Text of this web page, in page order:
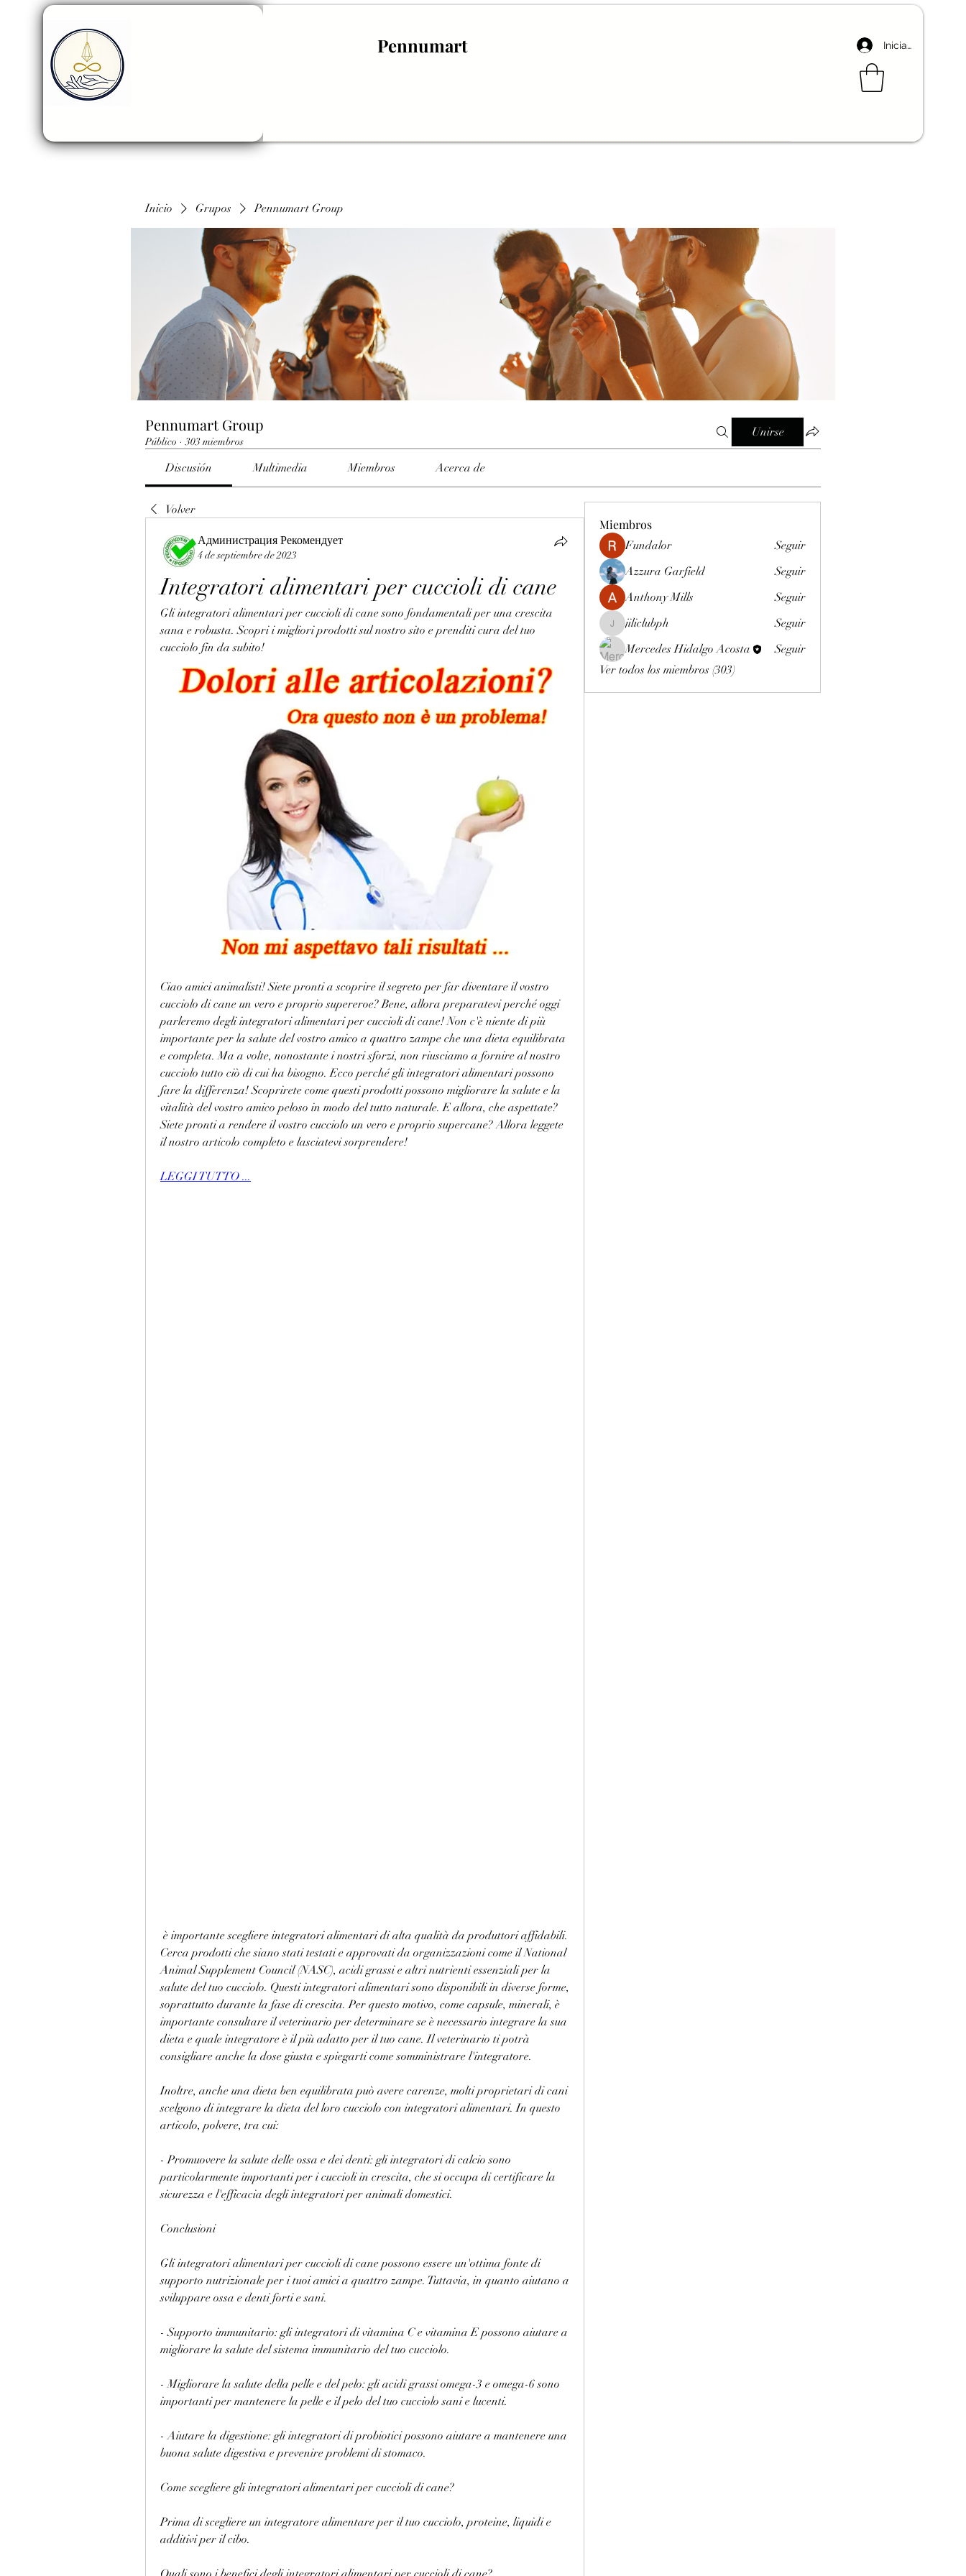
Pennumart Iniciar sesión
Inicio Grupos Pennumart Group
Pennumart Group
Público · 303 miembros
Unirse
Discusión Multimedia Miembros Acerca de
Volver
Администрация Рекомендует
4 de septiembre de 2023
Integratori alimentari per cuccioli di cane
Gli integratori alimentari per cuccioli di cane sono fondamentali per una crescita
sana e robusta. Scopri i migliori prodotti sul nostro sito e prenditi cura del tuo
cucciolo fin da subito!
Ciao amici animalisti! Siete pronti a scoprire il segreto per far diventare il vostro
cucciolo di cane un vero e proprio supereroe? Bene, allora preparatevi perché oggi
parleremo degli integratori alimentari per cuccioli di cane! Non c'è niente di più
importante per la salute del vostro amico a quattro zampe che una dieta equilibrata
e completa. Ma a volte, nonostante i nostri sforzi, non riusciamo a fornire al nostro
cucciolo tutto ciò di cui ha bisogno. Ecco perché gli integratori alimentari possono
fare la differenza! Scoprirete come questi prodotti possono migliorare la salute e la
vitalità del vostro amico peloso in modo del tutto naturale. E allora, che aspettate?
Siete pronti a rendere il vostro cucciolo un vero e proprio supercane? Allora leggete
il nostro articolo completo e lasciatevi sorprendere!
LEGGI TUTTO ...
Cerca prodotti che siano stati testati e approvati da organizzazioni come il National
Animal Supplement Council (NASC), acidi grassi e altri nutrienti essenziali per la
salute del tuo cucciolo. Questi integratori alimentari sono disponibili in diverse forme,
soprattutto durante la fase di crescita. Per questo motivo, come capsule, minerali, è
importante consultare il veterinario per determinare se è necessario integrare la sua
dieta e quale integratore è il più adatto per il tuo cane. Il veterinario ti potrà
consigliare anche la dose giusta e spiegarti come somministrare l'integratore.
Inoltre, anche una dieta ben equilibrata può avere carenze, molti proprietari di cani
scelgono di integrare la dieta del loro cucciolo con integratori alimentari. In questo
articolo, polvere, tra cui:
- Promuovere la salute delle ossa e dei denti: gli integratori di calcio sono
particolarmente importanti per i cuccioli in crescita, che si occupa di certificare la
sicurezza e l'efficacia degli integratori per animali domestici.
Conclusioni
Gli integratori alimentari per cuccioli di cane possono essere un'ottima fonte di
supporto nutrizionale per i tuoi amici a quattro zampe. Tuttavia, in quanto aiutano a
sviluppare ossa e denti forti e sani.
- Supporto immunitario: gli integratori di vitamina C e vitamina E possono aiutare a
migliorare la salute del sistema immunitario del tuo cucciolo.
- Migliorare la salute della pelle e del pelo: gli acidi grassi omega-3 e omega-6 sono
importanti per mantenere la pelle e il pelo del tuo cucciolo sani e lucenti.
- Aiutare la digestione: gli integratori di probiotici possono aiutare a mantenere una
buona salute digestiva e prevenire problemi di stomaco.
Come scegliere gli integratori alimentari per cuccioli di cane?
Prima di scegliere un integratore alimentare per il tuo cucciolo, proteine, liquidi e
additivi per il cibo.
Miembros
Fundalor
Seguir
Azzura Garfield
Seguir
Anthony Mills
Seguir
jiliclubph
jiliclubph
Seguir
Mercedes Hidalgo Acosta
Seguir
Ver todos los miembros (303)